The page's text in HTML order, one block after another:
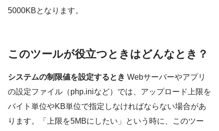
5000KBとなります。
このツールが役立つときはどんなとき？
システムの制限値を設定するとき Webサーバーやアプリ
の設定ファイル（php.iniなど）では、アップロード上限を
バイト単位やKB単位で指定しなければならない場合があ
ります。「上限を5MBにしたい」という時に、このツー